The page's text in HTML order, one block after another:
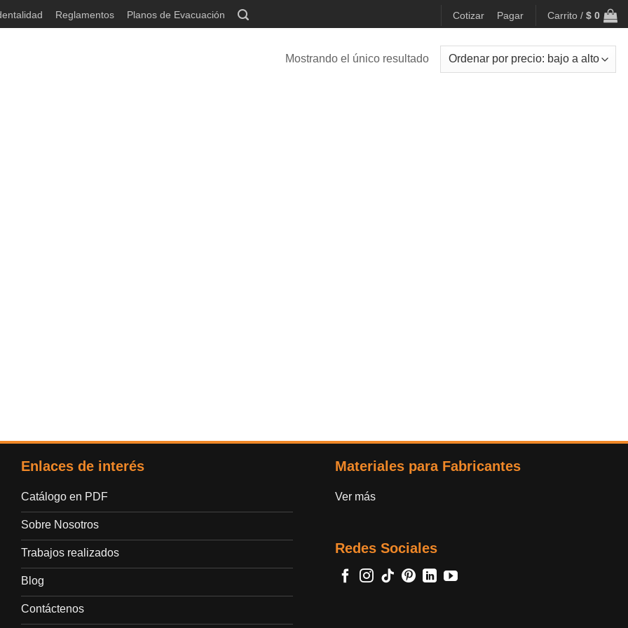
Reglamentos Planos de Evacuación Cotizar Pagar Carrito / $ 0
Mostrando el único resultado
Enlaces de interés
Catálogo en PDF
Sobre Nosotros
Trabajos realizados
Blog
Contáctenos
Materiales para Fabricantes
Ver más
Redes Sociales